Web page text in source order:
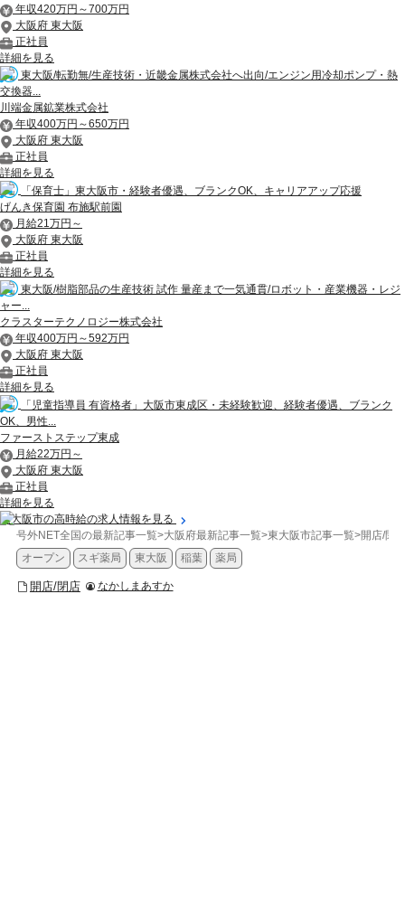
年収420万円～700万円
大阪府 東大阪
正社員
詳細を見る
東大阪/転勤無/生産技術・近畿金属株式会社へ出向/エンジン用冷却ポンプ・熱
交換器...
川端金属鉱業株式会社
年収400万円～650万円
大阪府 東大阪
正社員
詳細を見る
「保育士」東大阪市・経験者優遇、ブランクOK、キャリアアップ応援
げんき保育園 布施駅前園
月給21万円～
大阪府 東大阪
正社員
詳細を見る
東大阪/樹脂部品の生産技術 試作 量産まで一気通貫/ロボット・産業機器・レジ
ャー...
クラスターテクノロジー株式会社
年収400万円～592万円
大阪府 東大阪
正社員
詳細を見る
「児童指導員 有資格者」大阪市東成区・未経験歓迎、経験者優遇、ブランク
OK、男性...
ファーストステップ東成
月給22万円～
大阪府 東大阪
正社員
詳細を見る
東大阪市の高時給の求人情報を見る
号外NET全国の最新記事一覧>大阪府最新記事一覧>東大阪市記事一覧>開店/閉
オープン
スギ薬局 東大阪 稲葉 薬局
開店/閉店 なかしまあすか